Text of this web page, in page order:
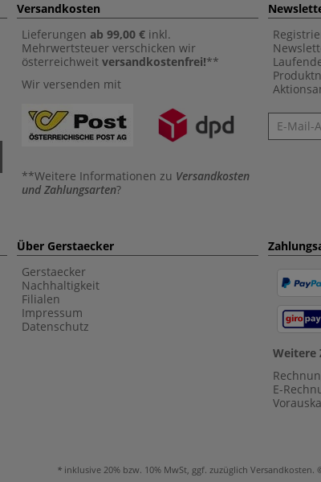
Versandkosten
Lieferungen ab 99,00 € inkl.
Mehrwertsteuer verschicken wir
österreichweit versandkostenfrei!**
Wir versenden mit
**Weitere Informationen zu Versandkosten
und Zahlungsarten?
Newsletter
Über Gerstaecker
Gerstaecker
Nachhaltigkeit
Filialen
Impressum
Datenschutz
Weitere
E-
inklusive 20% bzw. 10% MwSt, ggf. zuzüglich Versandkosten.